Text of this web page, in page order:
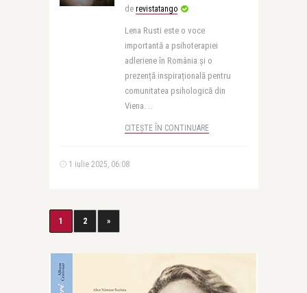
de revistatango
Lena Rusti este o voce
importantă a psihoterapiei
adleriene în România și o
prezență inspirațională pentru
comunitatea psihologică din
Viena. ..
CITEȘTE ÎN CONTINUARE
1 iulie 2025, 06:08
1 2 »